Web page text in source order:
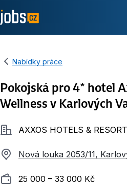
Nabídky práce
Pokojská pro 4* hotel
Wellness v Karlových
SpolečnostAXXOS HOTELS &
Nová louka 2053/11,
Plat 25 000 ‍–‍ 33 000 Kč